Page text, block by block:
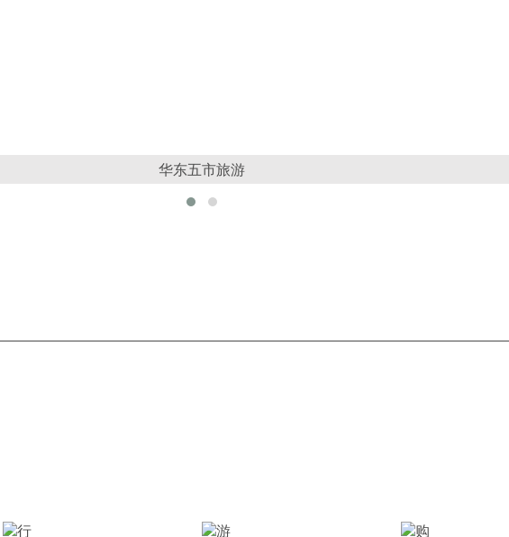
华东五市旅游